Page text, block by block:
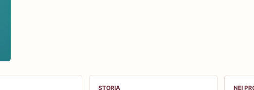
STORIA NEI